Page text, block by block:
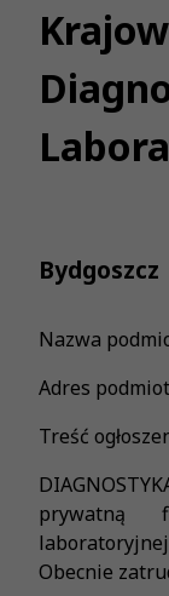
Bydgoszcz
Nazwa
Adres
Treść
prywatną
Obecnie